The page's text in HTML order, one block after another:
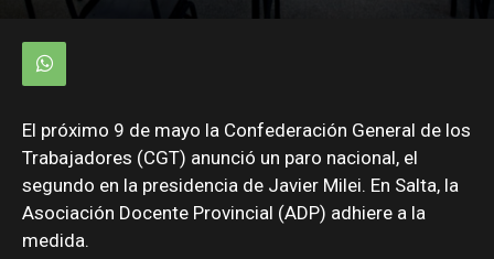
El próximo 9 de mayo la Confederación General de los
Trabajadores (CGT) anunció un paro nacional, el
segundo en la presidencia de Javier Milei. En Salta, la
Asociación Docente Provincial (ADP) adhiere a la
medida.